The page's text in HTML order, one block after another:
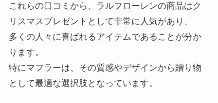
これらの口コミから、ラルフローレンの商品はク
リスマスプレゼントとして非常に人気があり、
多くの人々に喜ばれるアイテムであることが分か
ります。
特にマフラーは、その質感やデザインから贈り物
として最適な選択肢となっています。